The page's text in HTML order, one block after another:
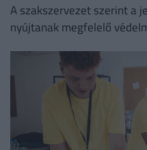
A szakszervezet szerint a
nyújtanak megfelelő
védelmében.